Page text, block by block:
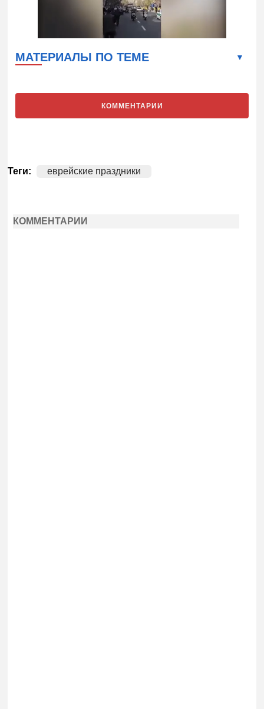
МАТЕРИАЛЫ ПО ТЕМЕ
КОММЕНТАРИИ
Теги: еврейские праздники
КОММЕНТАРИИ